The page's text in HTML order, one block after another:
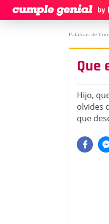
Palabras de
Que
Hijo,
olvides
que